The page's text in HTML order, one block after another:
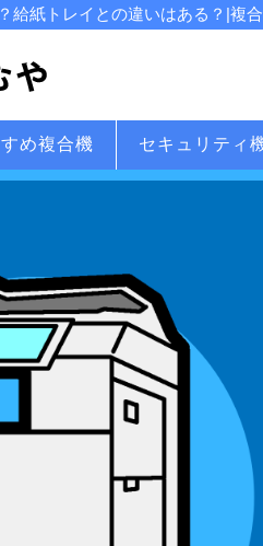
給紙トレイとの違いはある？|複
め複合機 セキュリティ